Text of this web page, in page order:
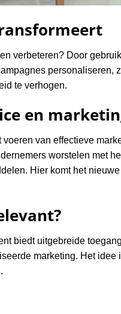
verbeteren? Door
personaliseren,
te verhogen.
en
van effectieve
worstelen met
Hier komt het
biedt uitgebreide
marketing. Het idee